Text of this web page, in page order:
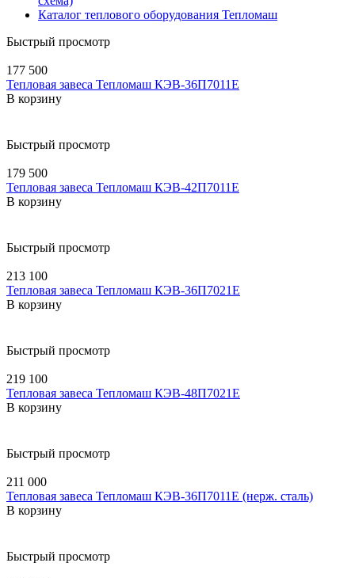
Каталог теплового оборудования Тепломаш
Быстрый просмотр
177 500
Тепловая завеса Тепломаш КЭВ-36П7011E
В корзину
Быстрый просмотр
179 500
Тепловая завеса Тепломаш КЭВ-42П7011E
В корзину
Быстрый просмотр
213 100
Тепловая завеса Тепломаш КЭВ-36П7021E
В корзину
Быстрый просмотр
219 100
Тепловая завеса Тепломаш КЭВ-48П7021E
В корзину
Быстрый просмотр
211 000
Тепловая завеса Тепломаш КЭВ-36П7011E (нерж. сталь)
В корзину
Быстрый просмотр